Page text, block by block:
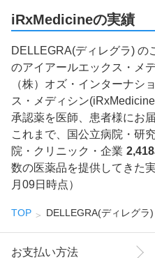
iRxMedicineの実績
DELLEGRA(ディレグラ) の
のアイアールエックス・メ
（株）オズ・インターナシ
ス・メディシン
承認薬を医師、患者様にお
これまで、国公立病院・研
院・クリニック・企業
数の医薬品を提供してきた
月09日時点）
TOP DELLEGRA(ディレグラ)
お支払い方法